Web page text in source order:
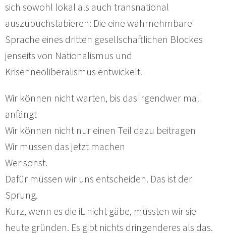
sich sowohl lokal als auch transnational
auszubuchstabieren: Die eine wahrnehmbare
Sprache eines dritten gesellschaftlichen Blockes
jenseits von Nationalismus und
Krisenneoliberalismus entwickelt.
Wir können nicht warten, bis das irgendwer mal
anfängt
Wir können nicht nur einen Teil dazu beitragen
Wir müssen das jetzt machen
Wer sonst.
Dafür müssen wir uns entscheiden. Das ist der
Sprung.
Kurz, wenn es die iL nicht gäbe, müssten wir sie
heute gründen. Es gibt nichts dringenderes als das.